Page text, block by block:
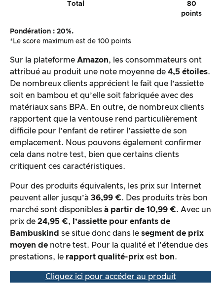
Total
80
points
Pondération : 20%.
*Le score maximum est de 100 points
Sur la plateforme Amazon, les consommateurs ont
attribué au produit une note moyenne de 4,5 étoiles.
De nombreux clients apprécient le fait que l’assiette
soit en bambou et qu’elle soit fabriquée avec des
matériaux sans BPA. En outre, de nombreux clients
rapportent que la ventouse rend particulièrement
difficile pour l’enfant de retirer l’assiette de son
emplacement. Nous pouvons également confirmer
cela dans notre test, bien que certains clients
critiquent ces caractéristiques.
Pour des produits équivalents, les prix sur Internet
peuvent aller jusqu’à 36,99 €. Des produits très bon
marché sont disponibles à partir de 10,99 €. Avec un
prix de 24,95 €, l’assiette pour enfants de
Bambuskind se situe donc dans le segment de prix
moyen de notre test. Pour la qualité et l’étendue des
prestations, le rapport qualité-prix est bon.
Cliquez ici pour accéder au produit